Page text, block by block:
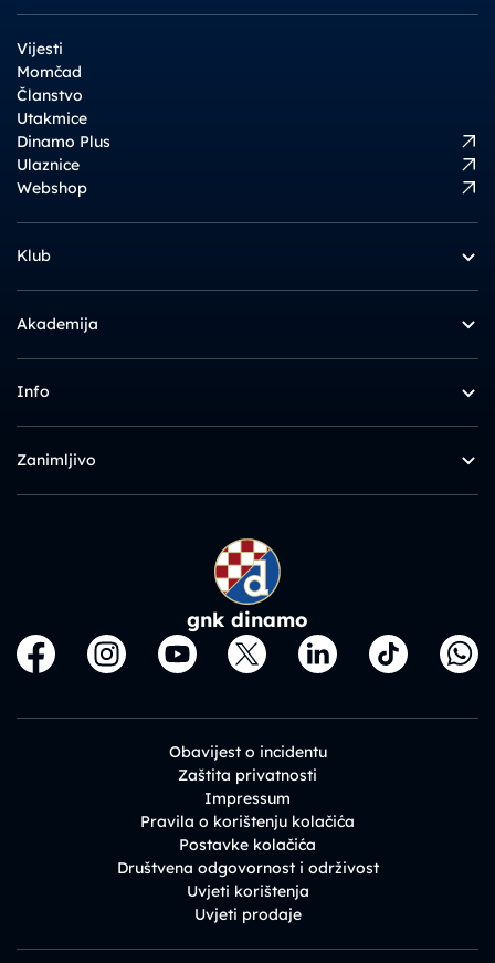
Vijesti
Momčad
Članstvo
Utakmice
Dinamo Plus
Ulaznice
Webshop
Klub
Akademija
Info
Zanimljivo
gnk dinamo
Obavijest o incidentu
Zaštita privatnosti
Impressum
Pravila o korištenju kolačića
Postavke kolačića
Društvena odgovornost i održivost
Uvjeti korištenja
Uvjeti prodaje